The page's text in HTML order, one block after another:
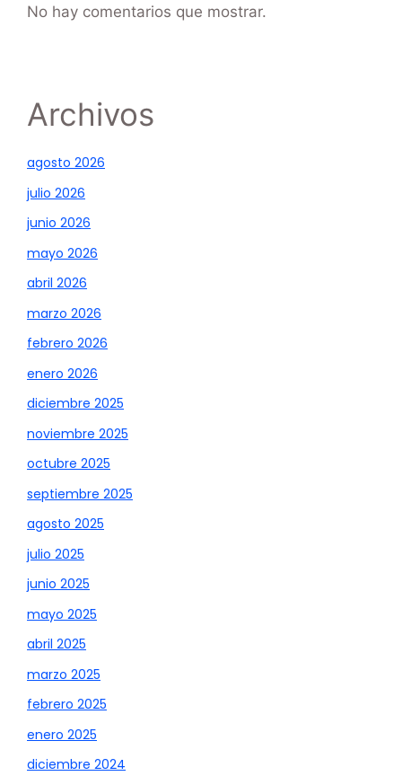
No hay comentarios que mostrar.
Archivos
agosto 2026
julio 2026
junio 2026
mayo 2026
abril 2026
marzo 2026
febrero 2026
enero 2026
diciembre 2025
noviembre 2025
octubre 2025
septiembre 2025
agosto 2025
julio 2025
junio 2025
mayo 2025
abril 2025
marzo 2025
febrero 2025
enero 2025
diciembre 2024